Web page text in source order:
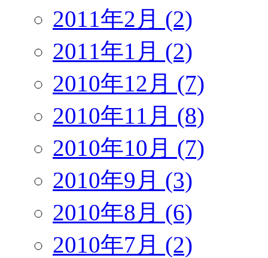
2011年2月 (2)
2011年1月 (2)
2010年12月 (7)
2010年11月 (8)
2010年10月 (7)
2010年9月 (3)
2010年8月 (6)
2010年7月 (2)